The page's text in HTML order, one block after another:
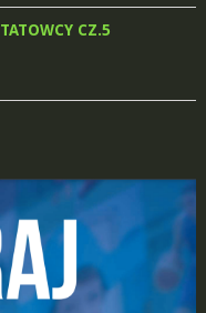
CZ.5